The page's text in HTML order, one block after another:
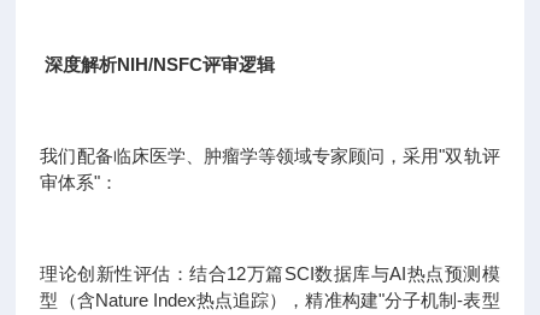
深度解析NIH/NSFC评审逻辑
我们配备临床医学、肿瘤学等领域专家顾问，采用"双轨评
审体系"：
理论创新性评估：结合12万篇SCI数据库与AI热点预测模
型（含Nature Index热点追踪），精准构建"分子机制-表型